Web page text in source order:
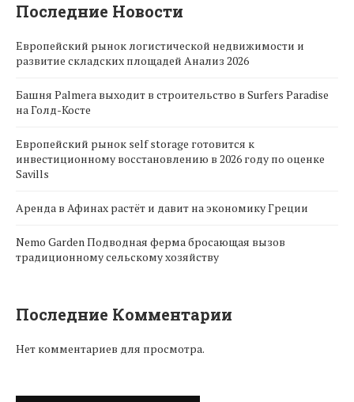
Последние Новости
Европейский рынок логистической недвижимости и
развитие складских площадей Анализ 2026
Башня Palmera выходит в строительство в Surfers Paradise
на Голд-Косте
Европейский рынок self storage готовится к
инвестиционному восстановлению в 2026 году по оценке
Savills
Аренда в Афинах растёт и давит на экономику Греции
Nemo Garden Подводная ферма бросающая вызов
традиционному сельскому хозяйству
Последние Комментарии
Нет комментариев для просмотра.